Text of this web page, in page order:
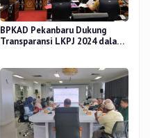
BPKAD Pekanbaru Dukung
Transparansi LKPJ 2024 dalam